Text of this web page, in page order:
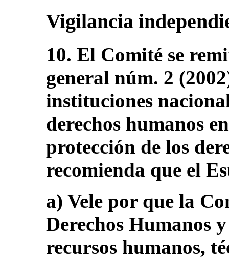
Vigilancia
10. El Comité se
general núm. 2
instituciones
derechos humanos
protección de los
recomienda que el
a) Vele por que la
Derechos Humanos
recursos humanos,